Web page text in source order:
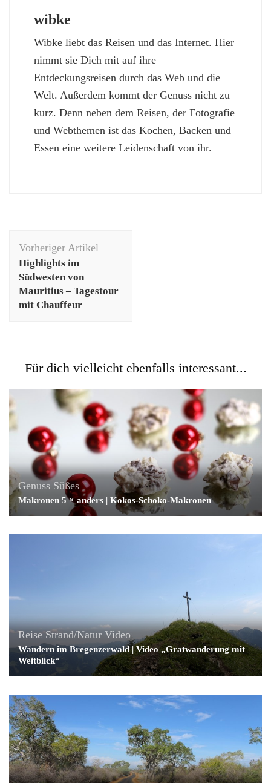
wibke
Wibke liebt das Reisen und das Internet. Hier
nimmt sie Dich mit auf ihre
Entdeckungsreisen durch das Web und die
Welt. Außerdem kommt der Genuss nicht zu
kurz. Denn neben dem Reisen, der Fotografie
und Webthemen ist das Kochen, Backen und
Essen eine weitere Leidenschaft von ihr.
Vorheriger Artikel
Highlights im
Südwesten von
Mauritius – Tagestour
mit Chauffeur
Für dich vielleicht ebenfalls interessant...
Genuss Süßes
Makronen 5 × anders | Kokos-Schoko-Makronen
Reise Strand/Natur Video
Wandern im Bregenzerwald | Video „Gratwanderung mit
Weitblick“